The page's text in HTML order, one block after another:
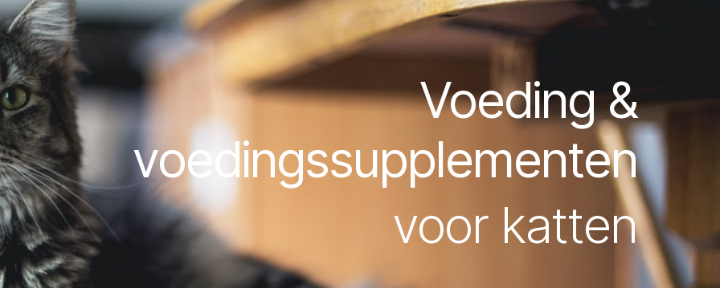
Voeding &
voedingssupplementen
voor katten